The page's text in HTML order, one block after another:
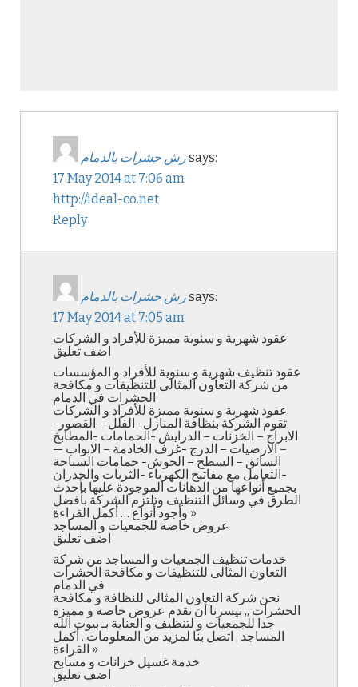
رش حشرات بالدمامsays:
17 May 2014 at 7:06 am
http://ideal-co.net
Reply
رش حشرات بالدمامsays:
17 May 2014 at 7:05 am
عقود شهرية و سنوية مميزة للأفراد و الشركات
اضف تعليق
عقود تنظيف شهرية و سنوية للأفراد و المؤسسات
من شركة التعاون المثالى للتنظيفات و مكافحة
الحشرات في الدمام
عقود شهرية و سنوية مميزة للأفراد و الشركات
تقوم الشركة بنظافة المنازل -الفلل – القصور-
الابراج – الخزنات – الدرايش -الحمامات -المطابخ
– الارضيات – الدرج -غرف الخادمة – الابواب —
السائق – السطح – الحوش- حمامات السباحة
-التعامل مع مفاتيح الكهرباء -الثريات والجدران
بجميع أنواعها من الدهانات الموجودة عليها بأحدث
الطرق في وسائل التنظيف وتلتزم الشركة بأفضل
وأجود أنواع … أكمل القراءة »
عروض خاصة للجمعيات و المساجد
اضف تعليق
خدمات تنظيف الجمعيات و المساجد من شركة
التعاون المثالى للتنظيفات و مكافحة الحشرات
في الدمام
نحن شركة التعاون المثالى للنظافة و مكافحة
الحشرات ,, نيسرنا أن نقدم عروض خاصة و مميزة
جدا للجمعيات و لتنظيف و العناية بـ بيوت الله
المساجد , اتصل بنا لمزيد من المعلومات . أكمل
القراءة »
خدمة غسيل خزانات و مسابح
اضف تعليق